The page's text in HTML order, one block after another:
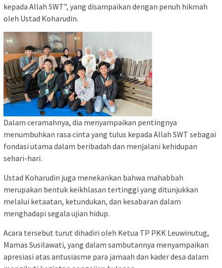
kepada Allah SWT”, yang disampaikan dengan penuh hikmah
oleh Ustad Koharudin.
Dalam ceramahnya, dia menyampaikan pentingnya
menumbuhkan rasa cinta yang tulus kepada Allah SWT sebagai
fondasi utama dalam beribadah dan menjalani kehidupan
sehari-hari.
Ustad Koharudin juga menekankan bahwa mahabbah
merupakan bentuk keikhlasan tertinggi yang ditunjukkan
melalui ketaatan, ketundukan, dan kesabaran dalam
menghadapi segala ujian hidup.
Acara tersebut turut dihadiri oleh Ketua TP PKK Leuwinutug,
Mamas Susilawati, yang dalam sambutannya menyampaikan
apresiasi atas antusiasme para jamaah dan kader desa dalam